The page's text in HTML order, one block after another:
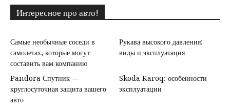
Интересное про авто!
Самые необычные соседи в
самолетах, которые могут
составить вам компанию
Рукава высокого давления:
виды и эксплуатация
Pandora Спутник —
круглосуточная защита вашего
авто
Skoda Karoq: особенности
эксплуатации